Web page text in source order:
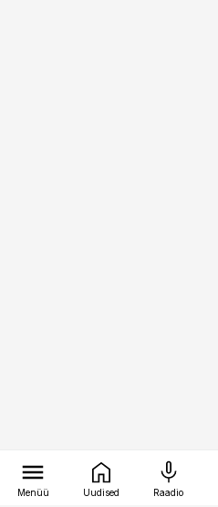
Menüü Uudised Raadio